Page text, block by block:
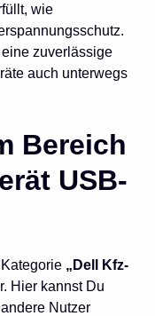
wie
zuverlässige
auch unterwegs
Bereich
USB-
„Dell Kfz-
Hier kannst Du
Nutzer